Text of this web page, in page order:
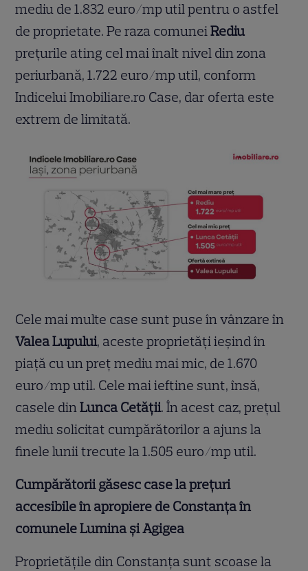
mediu de 1.832 euro/mp util pentru o astfel
de proprietate. Pe raza comuneiRediu
prețurile ating cel mai înalt nivel din zona
periurbană, 1.722 euro/mp util, conform
Indicelui Imobiliare.ro Case, dar oferta este
extrem de limitată.
Cele mai multe case sunt puse în vânzare în
Valea Lupului, aceste proprietăți ieșind în
piață cu un preț mediu mai mic, de 1.670
euro/mp util. Cele mai ieftine sunt, însă,
casele dinLunca Cetății. În acest caz, prețul
mediu solicitat cumpărătorilor a ajuns la
finele lunii trecute la 1.505 euro/mp util.
Cumpărătorii găsesc case la prețuri
accesibile în apropiere de Constanța în
comunele Lumina și Agigea
Proprietățile din Constanța sunt scoase la